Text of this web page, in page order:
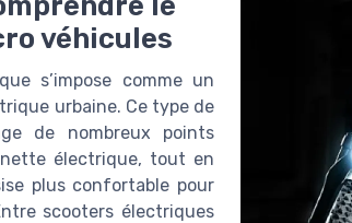
véhicules
s’impose comme un
urbaine. Ce type de
de nombreux points
électrique, tout en
plus confortable pour
scooters électriques